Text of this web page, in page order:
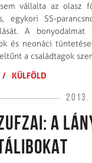
vállalta az olasz
egykori SS-
A
és neonáci
a családtagok
/ KÜLFÖLD
2013.
A